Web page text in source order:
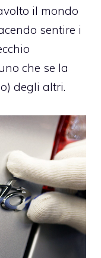
il mondo
sentire i
che se la
degli altri.